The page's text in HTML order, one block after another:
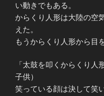
い動きでもある。
からくり人形は大陸の空
えた。
もうからくり人形から目
「太鼓を叩くからくり
子供）
笑っている顔は決して笑